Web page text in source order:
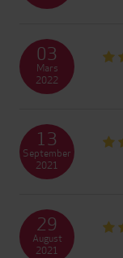
03
Mars
2022
13
September
2021
29
August
2021